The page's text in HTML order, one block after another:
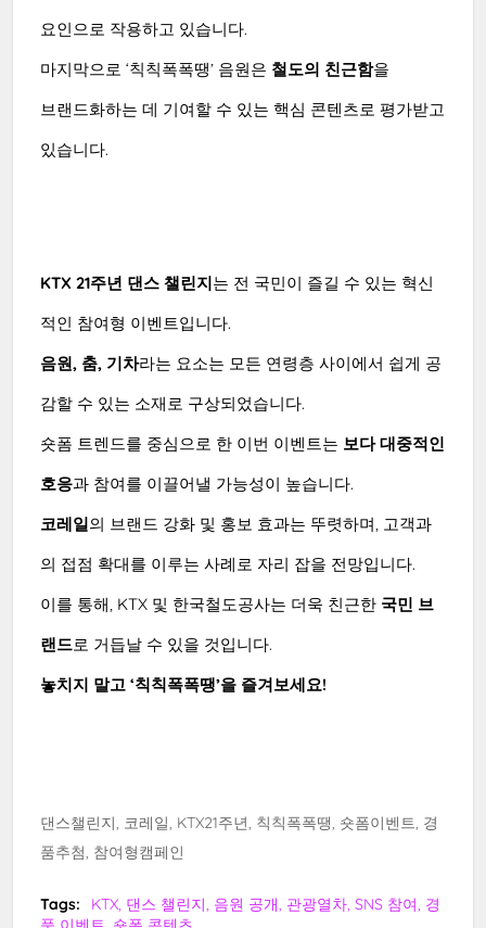
요인으로 작용하고 있습니다.
마지막으로 ‘칙칙폭폭땡’ 음원은 철도의 친근함을
브랜드화하는 데 기여할 수 있는 핵심 콘텐츠로 평가받고
있습니다.
KTX 21주년 댄스 챌린지는 전 국민이 즐길 수 있는 혁신
적인 참여형 이벤트입니다.
음원, 춤, 기차라는 요소는 모든 연령층 사이에서 쉽게 공
감할 수 있는 소재로 구상되었습니다.
숏폼 트렌드를 중심으로 한 이번 이벤트는 보다 대중적인
호응과 참여를 이끌어낼 가능성이 높습니다.
코레일의 브랜드 강화 및 홍보 효과는 뚜렷하며, 고객과
의 접점 확대를 이루는 사례로 자리 잡을 전망입니다.
이를 통해, KTX 및 한국철도공사는 더욱 친근한 국민 브
랜드로 거듭날 수 있을 것입니다.
놓치지 말고 ‘칙칙폭폭땡’을 즐겨보세요!
댄스챌린지, 코레일, KTX21주년, 칙칙폭폭땡, 숏폼이벤트, 경
품추첨, 참여형캠페인
Tags:
KTX, 댄스 챌린지, 음원 공개, 관광열차, SNS 참여, 경